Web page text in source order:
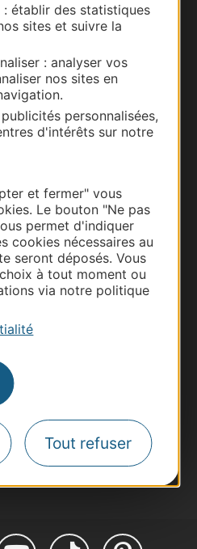
: établir des statistiques
sites et suivre la
: analyser vos
nos sites en
personnalisées,
d'intérêts sur notre
et fermer" vous
Le bouton "Ne pas
permet d'indiquer
cookies nécessaires au
seront déposés. Vous
à tout moment ou
via notre politique
Tout refuser
recevoir des
de visites et de sorties.